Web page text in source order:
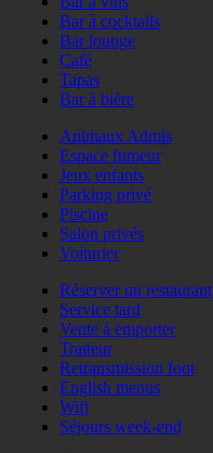
Bar à cocktails
Bar lounge
Café
Tapas
Bar à bière
Animaux Admis
Espace fumeur
Jeux enfants
Parking privé
Piscine
Salon privés
Voiturier
Réserver un restaurant
Service tard
Vente à emporter
Traiteur
Retransmission foot
English menus
Wifi
Séjours week-end